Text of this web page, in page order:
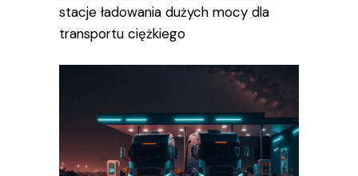
stacje ładowania dużych mocy dla
transportu ciężkiego